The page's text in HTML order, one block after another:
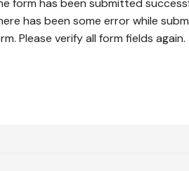
form has been submitted
has been some error while
Please verify all form fields again.